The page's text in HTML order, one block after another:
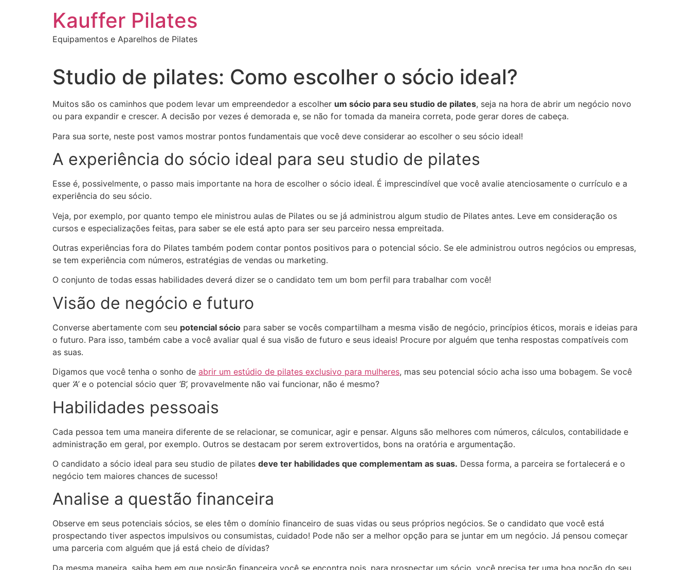
Kauffer Pilates
Equipamentos e Aparelhos de Pilates
Studio de pilates: Como escolher o sócio ideal?
Muitos são os caminhos que podem levar um empreendedor a escolher um sócio para seu studio de pilates, seja na hora de abrir um negócio novo
ou para expandir e crescer. A decisão por vezes é demorada e, se não for tomada da maneira correta, pode gerar dores de cabeça.
Para sua sorte, neste post vamos mostrar pontos fundamentais que você deve considerar ao escolher o seu sócio ideal!
A experiência do sócio ideal para seu studio de pilates
Esse é, possivelmente, o passo mais importante na hora de escolher o sócio ideal. É imprescindível que você avalie atenciosamente o currículo e a
experiência do seu sócio.
Veja, por exemplo, por quanto tempo ele ministrou aulas de Pilates ou se já administrou algum studio de Pilates antes. Leve em consideração os
cursos e especializações feitas, para saber se ele está apto para ser seu parceiro nessa empreitada.
Outras experiências fora do Pilates também podem contar pontos positivos para o potencial sócio. Se ele administrou outros negócios ou empresas,
se tem experiência com números, estratégias de vendas ou marketing.
O conjunto de todas essas habilidades deverá dizer se o candidato tem um bom perfil para trabalhar com você!
Visão de negócio e futuro
Converse abertamente com seu potencial sócio para saber se vocês compartilham a mesma visão de negócio, princípios éticos, morais e ideias para
o futuro. Para isso, também cabe a você avaliar qual é sua visão de futuro e seus ideais! Procure por alguém que tenha respostas compatíveis com
as suas.
Digamos que você tenha o sonho de abrir um estúdio de pilates exclusivo para mulheres, mas seu potencial sócio acha isso uma bobagem. Se você
quer ‘A’e o potencial sócio quer ‘B’, provavelmente não vai funcionar, não é mesmo?
Habilidades pessoais
Cada pessoa tem uma maneira diferente de se relacionar, se comunicar, agir e pensar. Alguns são melhores com números, cálculos, contabilidade e
administração em geral, por exemplo. Outros se destacam por serem extrovertidos, bons na oratória e argumentação.
O candidato a sócio ideal para seu studio de pilates deve ter habilidades que complementam as suas. Dessa forma, a parceira se fortalecerá e o
negócio tem maiores chances de sucesso!
Analise a questão financeira
Observe em seus potenciais sócios, se eles têm o domínio financeiro de suas vidas ou seus próprios negócios. Se o candidato que você está
prospectando tiver aspectos impulsivos ou consumistas, cuidado! Pode não ser a melhor opção para se juntar em um negócio. Já pensou começar
uma parceria com alguém que já está cheio de dívidas?
Da mesma maneira, saiba bem em que posição financeira você se encontra pois, para prospectar um sócio, você precisa ter uma boa noção do seu